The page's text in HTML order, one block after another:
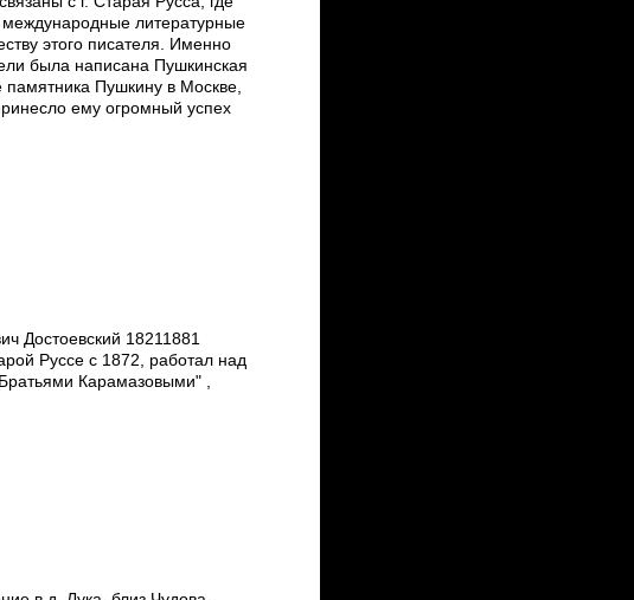
международные литературные
этого писателя. Именно
была написана Пушкинская
памятника Пушкину в Москве,
ему огромный успех
Достоевский 1821­1881
Руссе с 1872, работал над
Карамазовыми" ,